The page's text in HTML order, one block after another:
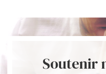
Soutenir